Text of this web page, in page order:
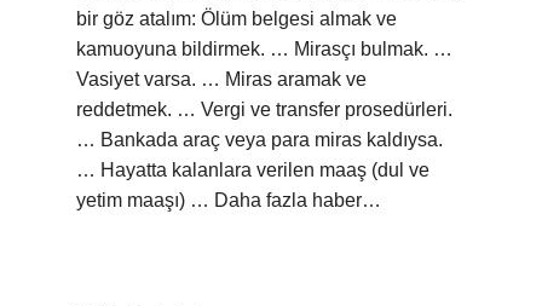
bir göz atalım: Ölüm belgesi almak ve
kamuoyuna bildirmek. … Mirasçı bulmak. …
Vasiyet varsa. … Miras aramak ve
reddetmek. … Vergi ve transfer prosedürleri.
… Bankada araç veya para miras kaldıysa.
… Hayatta kalanlara verilen maaş (dul ve
yetim maaşı) … Daha fazla haber…